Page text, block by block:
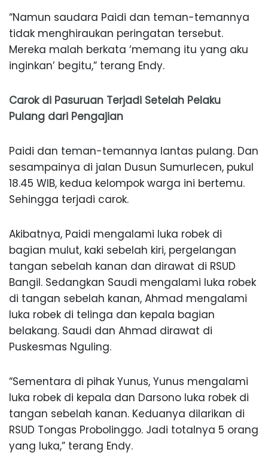
“Namun saudara Paidi dan teman-temannya
tidak menghiraukan peringatan tersebut.
Mereka malah berkata ‘memang itu yang aku
inginkan’ begitu,” terang Endy.
Carok di Pasuruan Terjadi Setelah Pelaku
Pulang dari Pengajian
Paidi dan teman-temannya lantas pulang. Dan
sesampainya di jalan Dusun Sumurlecen, pukul
18.45 WIB, kedua kelompok warga ini bertemu.
Sehingga terjadi carok.
Akibatnya, Paidi mengalami luka robek di
bagian mulut, kaki sebelah kiri, pergelangan
tangan sebelah kanan dan dirawat di RSUD
Bangil. Sedangkan Saudi mengalami luka robek
di tangan sebelah kanan, Ahmad mengalami
luka robek di telinga dan kepala bagian
belakang. Saudi dan Ahmad dirawat di
Puskesmas Nguling.
“Sementara di pihak Yunus, Yunus mengalami
luka robek di kepala dan Darsono luka robek di
tangan sebelah kanan. Keduanya dilarikan di
RSUD Tongas Probolinggo. Jadi totalnya 5 orang
yang luka,” terang Endy.